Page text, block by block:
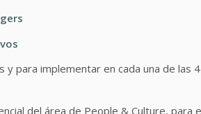
para implementar en cada una de las 4
del área de People & Culture, para